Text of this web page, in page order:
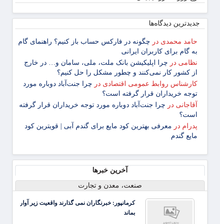
جدیدترین دیدگاه‌‌ها
حامد محمدی در چگونه در فارکس حساب باز کنیم؟ راهنمای گام
‌به ‌گام برای کاربران ایرانی
نظامی در چرا اپلیکیشن بانک ملت، ملی، سامان و… در خارج
از کشور کار نمی‌کنند و چطور مشکل را حل کنیم؟
کارشناس روابط عمومی اقتصادی در چرا جنت‌آباد دوباره مورد
توجه خریداران قرار گرفته است؟
آقاجانی در چرا جنت‌آباد دوباره مورد توجه خریداران قرار گرفته
است؟
پدرام در معرفی بهترین کود مایع برای گندم آبی | قویترین کود
مایع گندم
آخرین خبرها
صنعت، معدن و تجارت
کرمانپور: خبرنگاران نمی گذارند واقعیت زیر آوار
بماند